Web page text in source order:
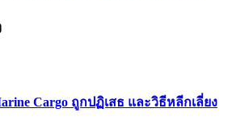
Cargo ถูกปฏิเสธ และวิธีหลีกเลี่ยง